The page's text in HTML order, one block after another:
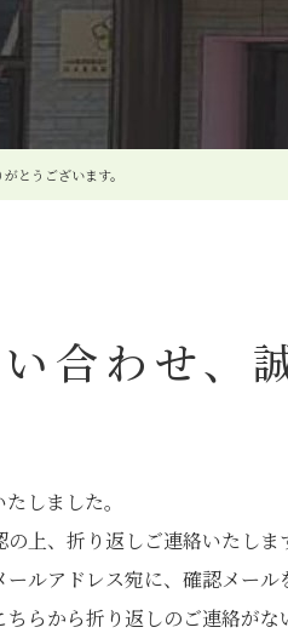
とうございます。
合わせ、
しました。
上、折り返しご連絡いたしま
ルアドレス宛に、確認メール
らから折り返しのご連絡がな